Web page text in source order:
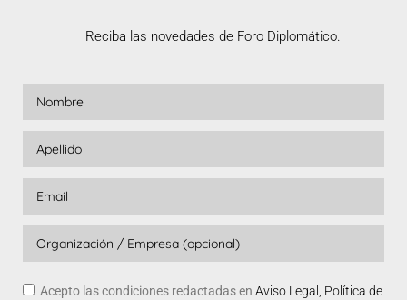
Reciba las novedades de Foro Diplomático.
Acepto las condiciones redactadas en Aviso Legal, Política de